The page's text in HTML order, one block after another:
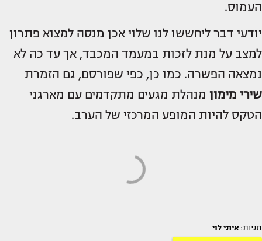
העמוס.
יודעי דבר ליחששו לנו שלוי אכן מנסה למצוא פתרון
למצב על מנת לזכות במעמד המכבד, אך עד כה לא
נמצאה הפשרה. כמו כן, כפי שפורסם, גם הזמרת
שירי מימון מנהלת מגעים מתקדמים עם מארגני
הטקס להיות המופע המרכזי של הערב.
תגיות: איתי לוי